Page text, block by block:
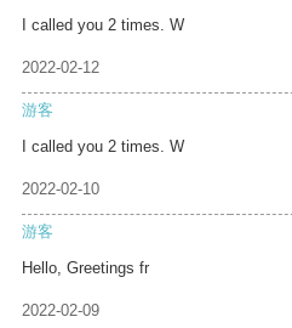
I called you 2 times. W
2022-02-12
游客
I called you 2 times. W
2022-02-10
游客
Hello, Greetings fr
2022-02-09